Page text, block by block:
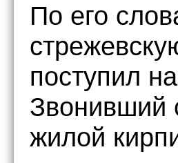
По его
поступил
Звонивший
жилой